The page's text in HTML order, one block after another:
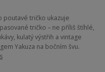
poutavé tričko ukazuje
tričko – ne příliš štíhlé,
kulatý výstřih a vintage
Yakuza na bočním švu.